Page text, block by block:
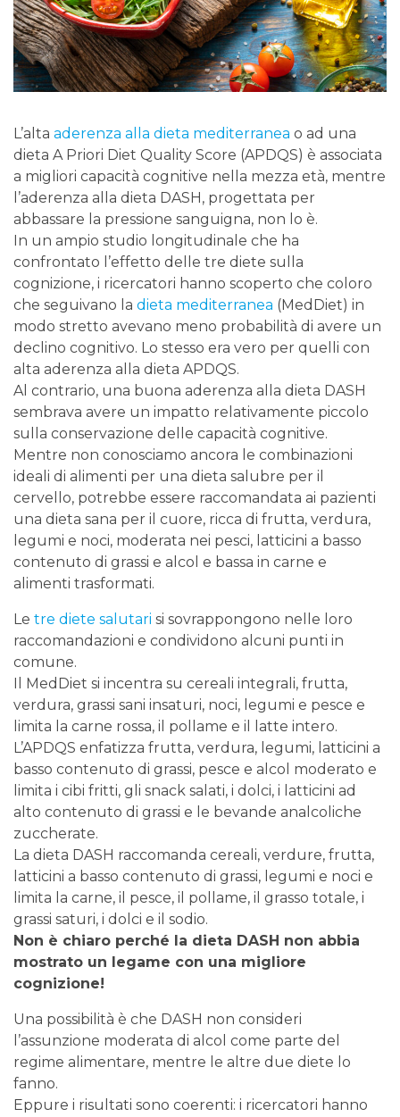
L’alta aderenza alla dieta mediterranea o ad una
dieta A Priori Diet Quality Score (APDQS) è associata
a migliori capacità cognitive nella mezza età, mentre
l’aderenza alla dieta DASH, progettata per
abbassare la pressione sanguigna, non lo è.
In un ampio studio longitudinale che ha
confrontato l’effetto delle tre diete sulla
cognizione, i ricercatori hanno scoperto che coloro
che seguivano la dieta mediterranea (MedDiet) in
modo stretto avevano meno probabilità di avere un
declino cognitivo. Lo stesso era vero per quelli con
alta aderenza alla dieta APDQS.
Al contrario, una buona aderenza alla dieta DASH
sembrava avere un impatto relativamente piccolo
sulla conservazione delle capacità cognitive.
Mentre non conosciamo ancora le combinazioni
ideali di alimenti per una dieta salubre per il
cervello, potrebbe essere raccomandata ai pazienti
una dieta sana per il cuore, ricca di frutta, verdura,
legumi e noci, moderata nei pesci, latticini a basso
contenuto di grassi e alcol e bassa in carne e
alimenti trasformati.
Le tre diete salutari si sovrappongono nelle loro
raccomandazioni e condividono alcuni punti in
comune.
Il MedDiet si incentra su cereali integrali, frutta,
verdura, grassi sani insaturi, noci, legumi e pesce e
limita la carne rossa, il pollame e il latte intero.
L’APDQS enfatizza frutta, verdura, legumi, latticini a
basso contenuto di grassi, pesce e alcol moderato e
limita i cibi fritti, gli snack salati, i dolci, i latticini ad
alto contenuto di grassi e le bevande analcoliche
zuccherate.
La dieta DASH raccomanda cereali, verdure, frutta,
latticini a basso contenuto di grassi, legumi e noci e
limita la carne, il pesce, il pollame, il grasso totale, i
grassi saturi, i dolci e il sodio.
Non è chiaro perché la dieta DASH non abbia
mostrato un legame con una migliore
cognizione!
Una possibilità è che DASH non consideri
l’assunzione moderata di alcol come parte del
regime alimentare, mentre le altre due diete lo
fanno.
Eppure i risultati sono coerenti: i ricercatori hanno